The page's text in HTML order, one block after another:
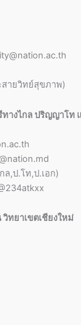
ายวิทย์สุขภาพ)
างไกล ปริญญาโท
ล,ป.โท,ป.เอก)
ทยาเขตเชียงใหม่